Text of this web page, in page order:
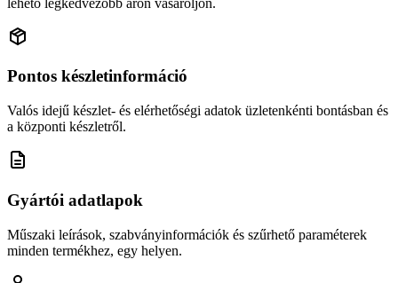
Pontos készletinformáció
Valós idejű készlet- és elérhetőségi adatok üzletenkénti bontásban és
a központi készletről.
Gyártói adatlapok
Műszaki leírások, szabványinformációk és szűrhető paraméterek
minden termékhez, egy helyen.